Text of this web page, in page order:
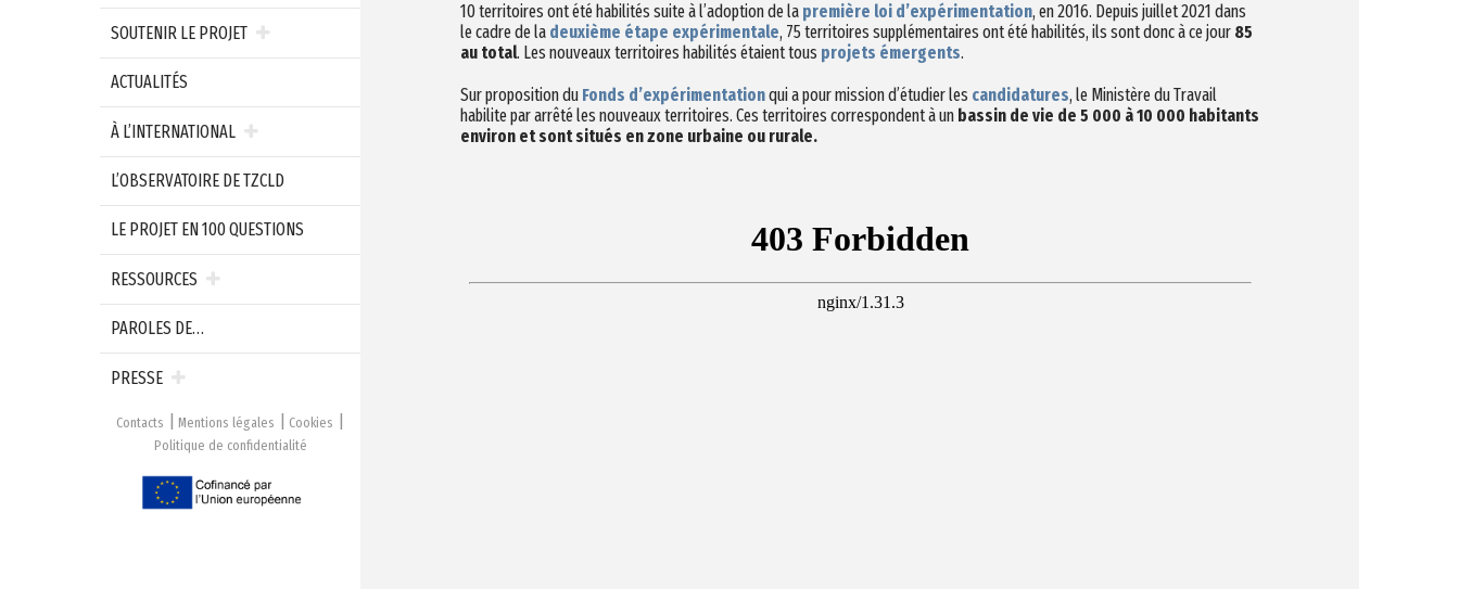
SOUTENIR LE PROJET
ACTUALITÉS
À L’INTERNATIONAL
L’OBSERVATOIRE DE TZCLD
LE PROJET EN 100 QUESTIONS
RESSOURCES
PAROLES DE…
PRESSE
Contacts Mentions légales
Cookies
Politique de confidentialité
10 territoires ont été habilités suite à l’adoption de la première loi d’expérimentation, en 2016. Depuis juillet 2021 dans
le cadre de la deuxième étape expérimentale, 75 territoires supplémentaires ont été habilités, ils sont donc à ce jour 85
au total. Les nouveaux territoires habilités étaient tous projets émergents.
Sur proposition du Fonds d’expérimentationqui a pour mission d’étudier les candidatures, le Ministère du Travail
habilite par arrêté les nouveaux territoires. Ces territoires correspondent à un bassin de vie de 5 000 à 10 000 habitants
environ et sont situés en zone urbaine ou rurale.